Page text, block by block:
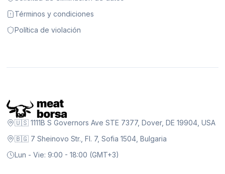
Términos y condiciones
Política de violación
🇺🇸 1111B S Governors Ave STE 7377, Dover, DE 19904, USA
🇧🇬 7 Sheinovo Str., Fl. 7, Sofia 1504, Bulgaria
Lun - Vie: 9:00 - 18:00 (GMT+3)